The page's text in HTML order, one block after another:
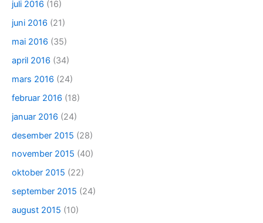
juli 2016 (16)
juni 2016 (21)
mai 2016 (35)
april 2016 (34)
mars 2016 (24)
februar 2016 (18)
januar 2016 (24)
desember 2015 (28)
november 2015 (40)
oktober 2015 (22)
september 2015 (24)
august 2015 (10)